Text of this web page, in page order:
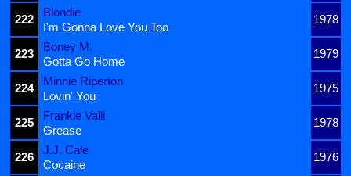
222
Blondie
1978
I'm Gonna Love You Too
223
Boney M.
1979
Gotta Go Home
224
Minnie Riperton
1975
Lovin' You
225
Frankie Valli
1978
Grease
226
J.J. Cale
1976
Cocaine